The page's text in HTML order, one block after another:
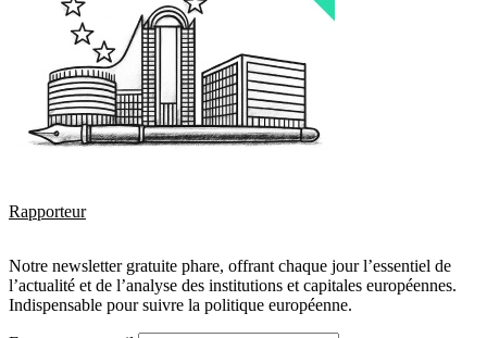
Rapporteur
Notre newsletter gratuite phare, offrant chaque jour l’essentiel de
l’actualité et de l’analyse des institutions et capitales européennes.
Indispensable pour suivre la politique européenne.